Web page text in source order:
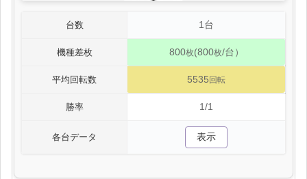
台数 1台
機種差枚 800枚(800枚/台）
平均回転数 5535 回転
勝率 1/1
各台データ 表示